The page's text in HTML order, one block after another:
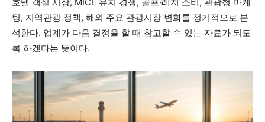
팅, 지역관광 정책, 해외 주요 관광시장 변화를 정기적으로 분
석한다. 업계가 다음 결정을 할 때 참고할 수 있는 자료가 되도
록 하겠다는 뜻이다.